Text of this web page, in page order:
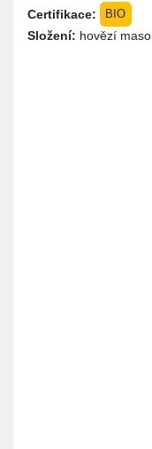
Certifikace:
BIO
Složení: hovězí maso